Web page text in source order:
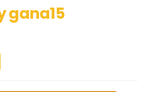
gana15